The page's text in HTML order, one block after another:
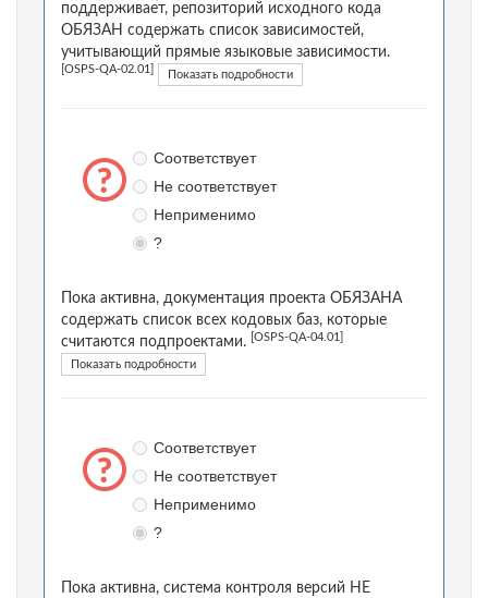
поддерживает, репозиторий исходного кода
ОБЯЗАН содержать список зависимостей,
учитывающий прямые языковые зависимости.
[OSPS-QA-02.01] Показать подробности
Соответствует
Не соответствует
Неприменимо
?
Пока активна, документация проекта ОБЯЗАНА
содержать список всех кодовых баз, которые
считаются подпроектами.
[OSPS-QA-04.01]
Показать подробности
Соответствует
Не соответствует
Неприменимо
?
Пока активна, система контроля версий НЕ